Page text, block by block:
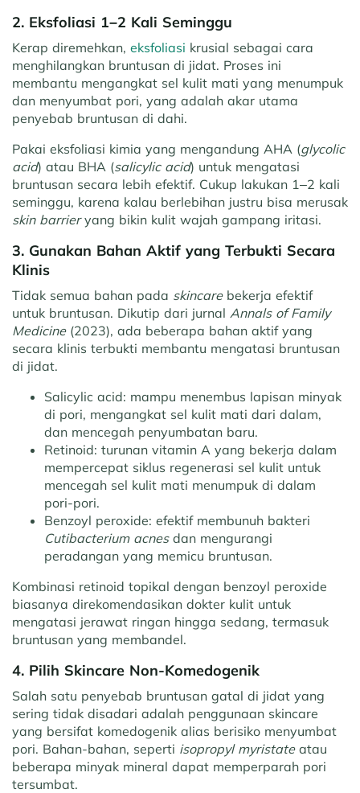
2. Eksfoliasi 1–2 Kali Seminggu
Kerap diremehkan, eksfoliasi krusial sebagai cara
menghilangkan bruntusan di jidat. Proses ini
membantu mengangkat sel kulit mati yang menumpuk
dan menyumbat pori, yang adalah akar utama
penyebab bruntusan di dahi.
Pakai eksfoliasi kimia yang mengandung AHA (glycolic
acid) atau BHA (salicylic acid) untuk mengatasi
bruntusan secara lebih efektif. Cukup lakukan 1–2 kali
seminggu, karena kalau berlebihan justru bisa merusak
skin barrieryang bikin kulit wajah gampang iritasi.
3. Gunakan Bahan Aktif yang Terbukti Secara
Klinis
Tidak semua bahan pada skincare bekerja efektif
untuk bruntusan. Dikutip dari jurnal Annals of Family
Medicine (2023), ada beberapa bahan aktif yang
secara klinis terbukti membantu mengatasi bruntusan
di jidat.
Salicylic acid: mampu menembus lapisan minyak
di pori, mengangkat sel kulit mati dari dalam,
dan mencegah penyumbatan baru.
Retinoid: turunan vitamin A yang bekerja dalam
mempercepat siklus regenerasi sel kulit untuk
mencegah sel kulit mati menumpuk di dalam
pori-pori.
Benzoyl peroxide: efektif membunuh bakteri
Cutibacterium acnes dan mengurangi
peradangan yang memicu bruntusan.
Kombinasi retinoid topikal dengan benzoyl peroxide
biasanya direkomendasikan dokter kulit untuk
mengatasi jerawat ringan hingga sedang, termasuk
bruntusan yang membandel.
4. Pilih Skincare Non-Komedogenik
Salah satu penyebab bruntusan gatal di jidat yang
sering tidak disadari adalah penggunaan skincare
yang bersifat komedogenik alias berisiko menyumbat
pori. Bahan-bahan, seperti isopropyl myristateatau
beberapa minyak mineral dapat memperparah pori
tersumbat.